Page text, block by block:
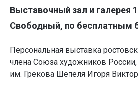
Выставочный зал и галерея
Свободный, по бесплатным
Персональная выставка
члена Союза художников
им. Грекова Шепеля Игоря